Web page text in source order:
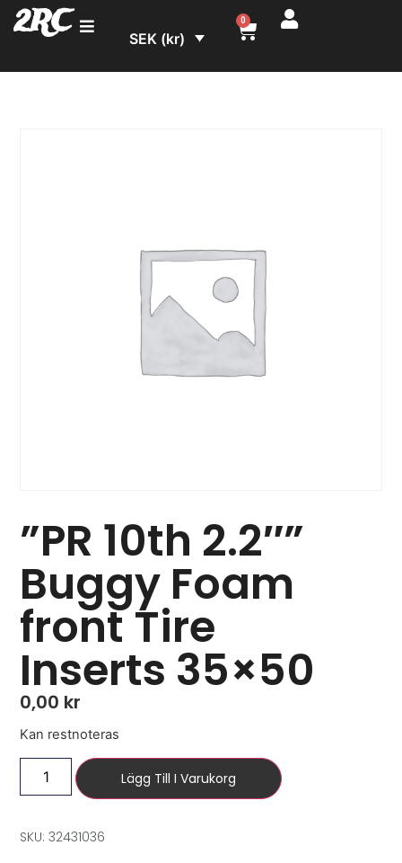
2RC SEK (kr)
0
”PR 10th 2.2″”
Buggy Foam
front Tire
Inserts 35×50
0,00 kr
Kan restnoteras
Lägg Till I Varukorg
SKU: 32431036